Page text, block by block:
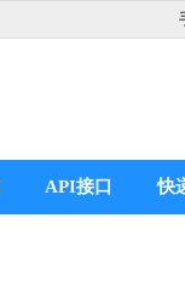
API接口 快